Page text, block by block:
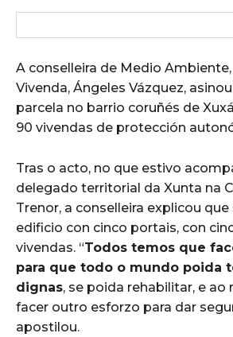
A conselleira de Medio
Vivenda, Ángeles Vázquez,
parcela no barrio coruñés de
90 vivendas de protección
Tras o acto, no que estivo
delegado territorial da Xunta na
Trenor, a conselleira explicou
edificio con cinco portais, con
vivendas. “Todos temos que
para que todo o mundo poida
dignas, se poida rehabilitar, e
facer outro esforzo para dar
apostilou.